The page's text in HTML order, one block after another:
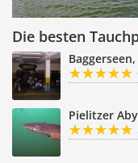
Die besten
Pielitzer